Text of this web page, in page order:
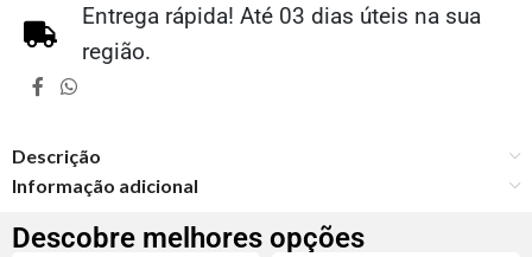
Entrega rápida! Até 03 dias úteis na sua
região.
Descrição
Informação adicional
Descobre melhores opções